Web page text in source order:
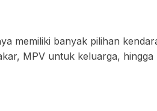
memiliki banyak pilihan
MPV untuk keluarga,